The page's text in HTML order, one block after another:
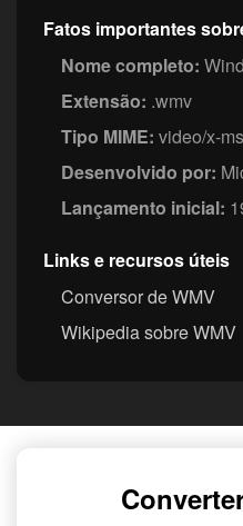
Fatos importantes
Nome completo:
Extensão: .wmv
Tipo MIME: video/x-
Desenvolvido por:
Lançamento inicial:
Links e recursos úteis
Conversor de WMV
Wikipedia sobre WMV